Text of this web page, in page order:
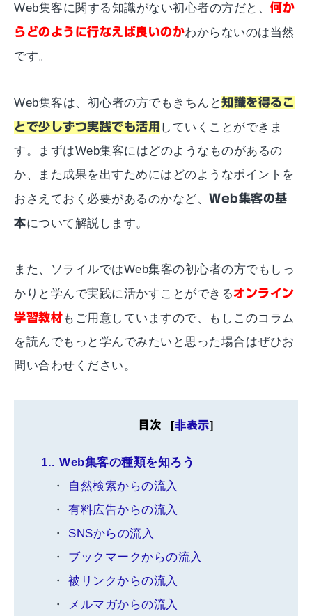
Web集客に関する知識がない初心者の方だと、何か
らどのように行なえば良いのかわからないのは当然
です。
Web集客は、初心者の方でもきちんと知識を得るこ
とで少しずつ実践でも活用 していくことができま
す。まずはWeb集客にはどのようなものがあるの
か、また成果を出すためにはどのようなポイントを
おさえておく必要があるのかなど、Web集客の基
本について解説します。
また、ソライルではWeb集客の初心者の方でもしっ
かりと学んで実践に活かすことができるオンライン
学習教材もご用意していますので、もしこのコラム
を読んでもっと学んでみたいと思った場合はぜひお
問い合わせください。
目次 [非表示]
1.
Web集客の種類を知ろう
自然検索からの流入
有料広告からの流入
SNSからの流入
ブックマークからの流入
被リンクからの流入
メルマガからの流入